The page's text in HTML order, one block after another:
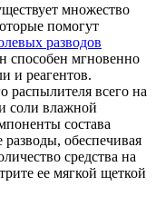
множество
помогут
разводов
способен мгновенно
и реагентов.
распылителя всего на
соли влажной
состава
обеспечивая
средства на
ее мягкой щеткой